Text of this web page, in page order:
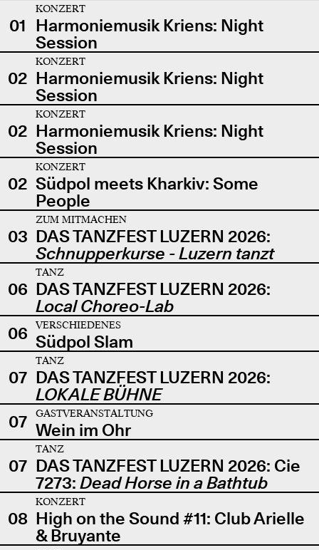
01
KONZERT
Harmoniemusik Kriens: Night
Session
02
KONZERT
Harmoniemusik Kriens: Night
Session
02
KONZERT
Harmoniemusik Kriens: Night
Session
02
KONZERT
Südpol meets Kharkiv: Some
People
03
ZUM MITMACHEN
DAS TANZFEST LUZERN 2026:
Schnupperkurse - Luzern tanzt
06
TANZ
DAS TANZFEST LUZERN 2026:
Local Choreo-Lab
06
VERSCHIEDENES
Südpol Slam
07
TANZ
DAS TANZFEST LUZERN 2026:
LOKALE BÜHNE
07
GASTVERANSTALTUNG
Wein im Ohr
07
TANZ
DAS TANZFEST LUZERN 2026: Cie
7273: Dead Horse in a Bathtub
08
KONZERT
High on the Sound #11: Club Arielle
& Bruyante